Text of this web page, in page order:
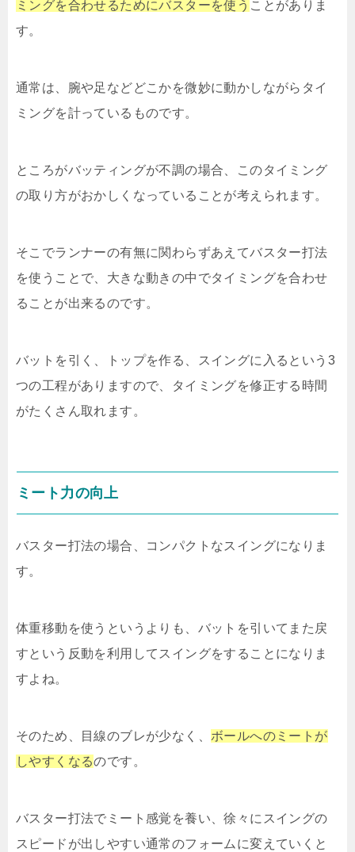
ミングを合わせるためにバスターを使う ことがありま
す。
通常は、腕や足などどこかを微妙に動かしながらタイ
ミングを計っているものです。
ところがバッティングが不調の場合、このタイミング
の取り方がおかしくなっていることが考えられます。
そこでランナーの有無に関わらずあえてバスター打法
を使うことで、大きな動きの中でタイミングを合わせ
ることが出来るのです。
バットを引く、トップを作る、スイングに入るという3
つの工程がありますので、タイミングを修正する時間
がたくさん取れます。
ミート力の向上
バスター打法の場合、コンパクトなスイングになりま
す。
体重移動を使うというよりも、バットを引いてまた戻
すという反動を利用してスイングをすることになりま
すよね。
そのため、目線のブレが少なく、 ボールへのミートが
しやすくなるのです。
バスター打法でミート感覚を養い、徐々にスイングの
スピードが出しやすい通常のフォームに変えていくと